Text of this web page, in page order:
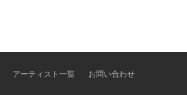
アーティスト一覧 お問い合わせ